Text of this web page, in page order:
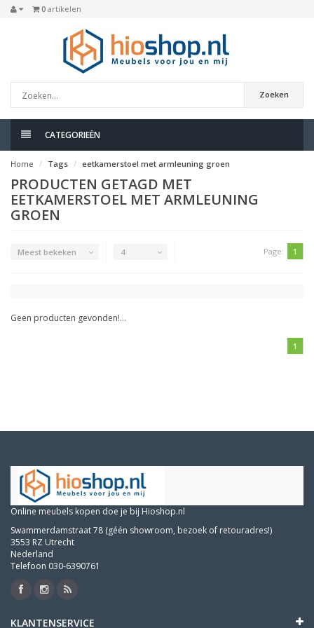
0 artikelen
Zoeken
CATEGORIEËN
Home Tags eetkamerstoel met armleuning groen
PRODUCTEN GETAGD MET
EETKAMERSTOEL MET ARMLEUNING
GROEN
Meest bekeken 4 Page: 1
Geen producten gevonden!...
1
Online meubels kopen doe je bij Hioshop.nl
Swammerdamstraat 78 (géén showroom, bezoek of retouradres!)
3553 RZ Utrecht
Nederland
Telefoon 030-6390761
KLANTENSERVICE